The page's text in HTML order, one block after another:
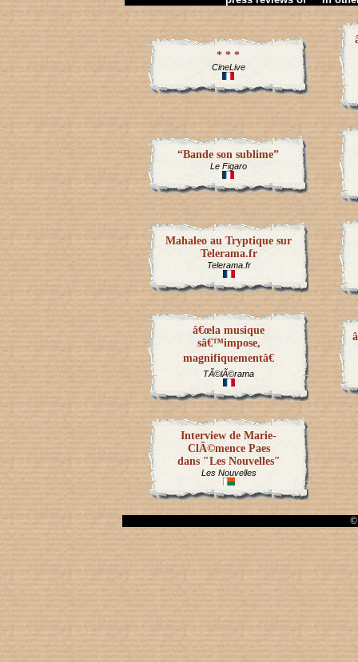
* * *
CineLive
“Bande son sublime”
Le Figaro
Mahaleo au Tryptique sur
Telerama.fr
Telerama.fr
â€œla musique
sâ€™impose,
magnifiquementâ€
TÃ©lÃ©rama
Interview de Marie-
ClÃ©mence Paes
dans ″Les Nouvelles″
Les Nouvelles
©